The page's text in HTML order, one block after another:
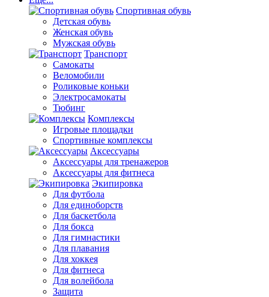
Спортивная обувь
Детская обувь
Женская обувь
Мужская обувь
Транспорт
Самокаты
Веломобили
Роликовые коньки
Электросамокаты
Тюбинг
Комплексы
Игровые площадки
Спортивные комплексы
Аксессуары
Аксессуары для тренажеров
Аксессуары для фитнеса
Экипировка
Для футбола
Для единоборств
Для баскетбола
Для бокса
Для гимнастики
Для плавания
Для хоккея
Для фитнеса
Для волейбола
Защита